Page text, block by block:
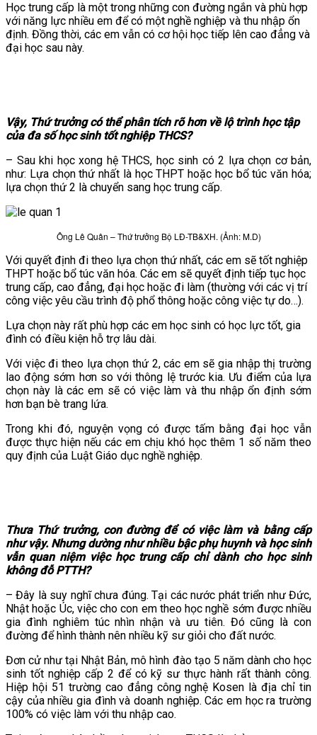
Học trung cấp là một trong những con đường ngắn và phù hợp
với năng lực nhiều em để có một nghề nghiệp và thu nhập ổn
định. Đồng thời, các em vẫn có cơ hội học tiếp lên cao đẳng và
đại học sau này.
Vậy, Thứ trưởng có thể phân tích rõ hơn về lộ trình học tập
của đa số học sinh tốt nghiệp THCS?
– Sau khi học xong hệ THCS, học sinh có 2 lựa chọn cơ bản,
như: Lựa chọn thứ nhất là học THPT hoặc học bổ túc văn hóa;
lựa chọn thứ 2 là chuyển sang học trung cấp.
Ông Lê Quân – Thứ trưởng Bộ LĐ-TB&XH. (Ảnh: M.D)
Với quyết định đi theo lựa chọn thứ nhất, các em sẽ tốt nghiệp
THPT hoặc bổ túc văn hóa. Các em sẽ quyết định tiếp tục học
trung cấp, cao đẳng, đại học hoặc đi làm (thường với các vị trí
công việc yêu cầu trình độ phổ thông hoặc công việc tự do…).
Lựa chọn này rất phù hợp các em học sinh có học lực tốt, gia
đình có điều kiện hỗ trợ lâu dài.
Với việc đi theo lựa chọn thứ 2, các em sẽ gia nhập thị trường
lao động sớm hơn so với thông lệ trước kia. Ưu điểm của lựa
chọn này là các em sẽ có việc làm và thu nhập ổn định sớm
hơn bạn bè trang lứa.
Trong khi đó, nguyện vọng có được tấm bằng đại học vẫn
được thực hiện nếu các em chịu khó học thêm 1 số năm theo
quy định của Luật Giáo dục nghề nghiệp.
Thưa Thứ trưởng, con đường để có việc làm và bằng cấp
như vậy. Nhưng dường như nhiều bậc phụ huynh và học sinh
vẫn quan niệm việc học trung cấp chỉ dành cho học sinh
không đỗ PTTH?
– Đây là suy nghĩ chưa đúng. Tại các nước phát triển như Đức,
Nhật hoặc Úc, việc cho con em theo học nghề sớm được nhiều
gia đình nghiêm túc nhìn nhận và ưu tiên. Đó cũng là con
đường để hình thành nên nhiều kỹ sư giỏi cho đất nước.
Đơn cử như tại Nhật Bản, mô hình đào tạo 5 năm dành cho học
sinh tốt nghiệp cấp 2 để có kỹ sư thực hành rất thành công.
Hiệp hội 51 trường cao đẳng công nghệ Kosen là địa chỉ tin
cậy của nhiều gia đình và doanh nghiệp. Các em học ra trường
100% có việc làm với thu nhập cao.